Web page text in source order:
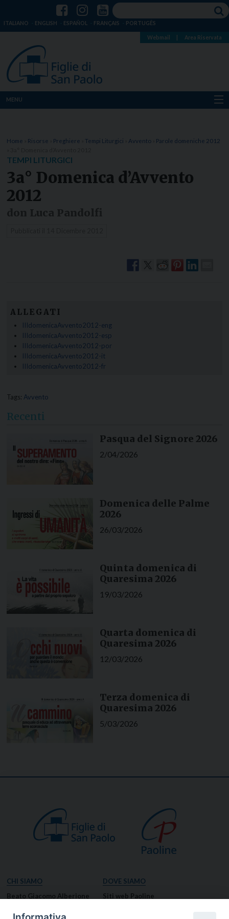
ITALIANO ENGLISH ESPAÑOL FRANÇAIS PORTUGÊS
Webmail Area Riservata
MENU
Dove siamo
Notizie
Risorse
Home Risorse Preghiere Tempi Liturgici Avvento
Parole domeniche 2012
TEMPI LITURGICI
3a° Domenica d’Avvento
2012
ALLEGATI
IIIdomenicaAvvento2012-eng
IIIdomenicaAvvento2012-esp
IIIdomenicaAvvento2012-por
IIIdomenicaAvvento2012-it
IIIdomenicaAvvento2012-fr
Tags: Avvento
Recenti
Pasqua del Signore 2026
2/04/2026
Domenica delle Palme
2026
26/03/2026
Quinta domenica di
Quaresima 2026
19/03/2026
Quarta domenica di
Quaresima 2026
12/03/2026
Terza domenica di
Quaresima 2026
5/03/2026
CHI SIAMO
Beato Giacomo Alberione
DOVE SIAMO
Siti web Paoline